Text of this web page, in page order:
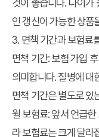
것이 좋습니다. 나이가
인 갱신이 가능한 상품
3. 면책 기간과 보험료
면책 기간:보험 가입
의미합니다. 질병에 대
면책 기간은 별도로 있
월 보험료:앞서 언급한
라 보험료는 크게 달라